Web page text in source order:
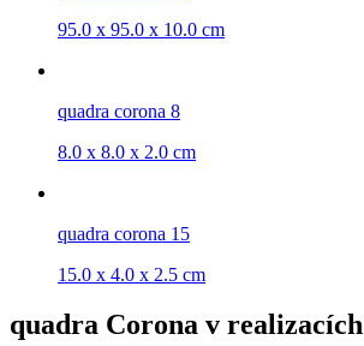
95.0 x 95.0 x 10.0 cm
quadra corona 8
8.0 x 8.0 x 2.0 cm
quadra corona 15
15.0 x 4.0 x 2.5 cm
quadra Corona v realizacích